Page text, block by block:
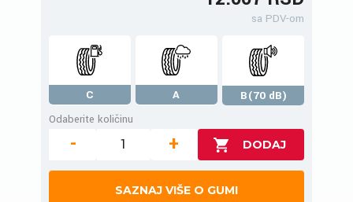
sa PDV-om
C A
B(70 dB)
Odaberite količinu
- +
SAZNAJ VIŠE O GUMI